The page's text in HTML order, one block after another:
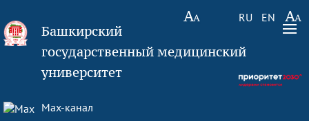
RU EN
Башкирский
государственный медицинский
университет
Max-канал